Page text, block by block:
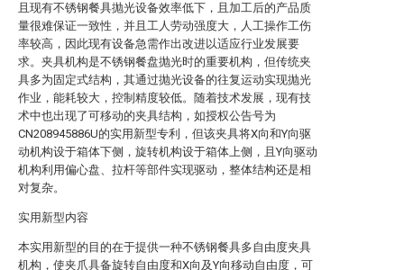
且现有不锈钢餐具抛光设备效率低下，且加工后的产品质
量很难保证一致性，并且工人劳动强度大，人工操作工伤
率较高，因此现有设备急需作出改进以适应行业发展要
求。夹具机构是不锈钢餐盘抛光时的重要机构，但传统夹
具多为固定式结构，其通过抛光设备的往复运动实现抛光
作业，能耗较大，控制精度较低。随着技术发展，现有技
术中也出现了可移动的夹具结构，如授权公告号为
CN208945886U的实用新型专利，但该夹具将X向和Y向驱
动机构设于箱体下侧，旋转机构设于箱体上侧，且Y向驱动
机构利用偏心盘、拉杆等部件实现驱动，整体结构还是相
对复杂。
实用新型内容
本实用新型的目的在于提供一种不锈钢餐具多自由度夹具
机构，使夹爪具备旋转自由度和X向及Y向移动自由度，可